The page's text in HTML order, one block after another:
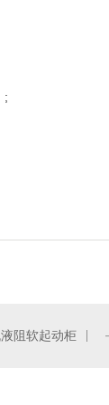
;
阻软起动柜